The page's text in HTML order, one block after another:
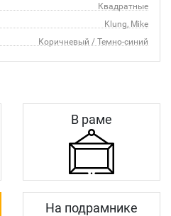
Квадратные
Klung, Mike
Коричневый / Темно-синий
В раме
На подрамнике